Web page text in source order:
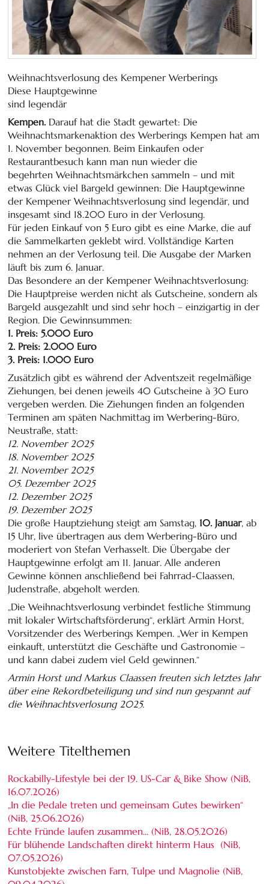
Weihnachtsverlosung des Kempener Werberings
Diese Hauptgewinne
sind legendär
Kempen. Darauf hat die Stadt gewartet: Die
Weihnachtsmarkenaktion des Werberings Kempen hat am
1. November begonnen. Beim Einkaufen oder
Restaurantbesuch kann man nun wieder die
begehrten Weihnachtsmärkchen sammeln – und mit
etwas Glück viel Bargeld gewinnen: Die Hauptgewinne
der Kempener Weihnachtsverlosung sind legendär, und
insgesamt sind 18.200 Euro in der Verlosung.
Für jeden Einkauf von 5 Euro gibt es eine Marke, die auf
die Sammelkarten geklebt wird. Vollständige Karten
nehmen an der Verlosung teil. Die Ausgabe der Marken
läuft bis zum 6. Januar.
Das Besondere an der Kempener Weihnachtsverlosung:
Die Hauptpreise werden nicht als Gutscheine, sondern als
Bargeld ausgezahlt und sind sehr hoch – einzigartig in der
Region. Die Gewinnsummen:
1. Preis: 5.000 Euro
2. Preis: 2.000 Euro
3. Preis: 1.000 Euro
Zusätzlich gibt es während der Adventszeit regelmäßige
Ziehungen, bei denen jeweils 40 Gutscheine à 30 Euro
vergeben werden. Die Ziehungen finden an folgenden
Terminen am späten Nachmittag im Werbering-Büro,
Neustraße, statt:
12. November 2025
18. November 2025
21. November 2025
05. Dezember 2025
12. Dezember 2025
19. Dezember 2025
Die große Hauptziehung steigt am Samstag, 10. Januar, ab
15 Uhr, live übertragen aus dem Werbering-Büro und
moderiert von Stefan Verhasselt. Die Übergabe der
Hauptgewinne erfolgt am 11. Januar. Alle anderen
Gewinne können anschließend bei Fahrrad-Claassen,
Judenstraße, abgeholt werden.
„Die Weihnachtsverlosung verbindet festliche Stimmung
mit lokaler Wirtschaftsförderung“, erklärt Armin Horst,
Vorsitzender des Werberings Kempen. „Wer in Kempen
einkauft, unterstützt die Geschäfte und Gastronomie –
und kann dabei zudem viel Geld gewinnen.“
Armin Horst und Markus Claassen freuten sich letztes Jahr
über eine Rekordbeteiligung und sind nun gespannt auf
die Weihnachtsverlosung 2025.
Weitere Titelthemen
Rockabilly-Lifestyle bei der 19. US-Car & Bike Show (NiB,
16.07.2026)
„In die Pedale treten und gemeinsam Gutes bewirken“
(NiB,25.06.2026)
Echte Fründe laufen zusammen... (NiB,28.05.2026)
Für blühende Landschaften direkt hinterm Haus (NiB,
07.05.2026)
Kunstobjekte zwischen Farn, Tulpe und Magnolie (NiB,